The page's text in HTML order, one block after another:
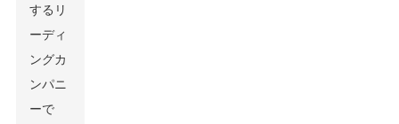
するリ
ーディ
ングカ
ンパニ
ーで